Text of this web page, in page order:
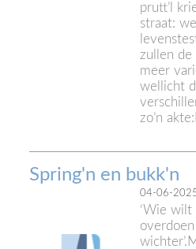
prutt’l
straat:
zullen
meer
wellicht
zo’n
Spring'n en bukk'n
04-06-
‘Wie wilt